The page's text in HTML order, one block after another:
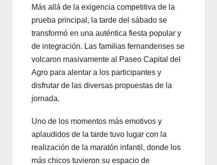
Más allá de la exigencia competitiva de la
prueba principal, la tarde del sábado se
transformó en una auténtica fiesta popular y
de integración. Las familias fernandenses se
volcaron masivamente al Paseo Capital del
Agro para alentar a los participantes y
disfrutar de las diversas propuestas de la
jornada.
Uno de los momentos más emotivos y
aplaudidos de la tarde tuvo lugar con la
realización de la maratón infantil, donde los
más chicos tuvieron su espacio de